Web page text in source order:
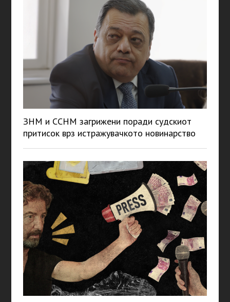
ЗНМ и ССНМ загрижени поради судскиот
притисок врз истражувачкото новинарство